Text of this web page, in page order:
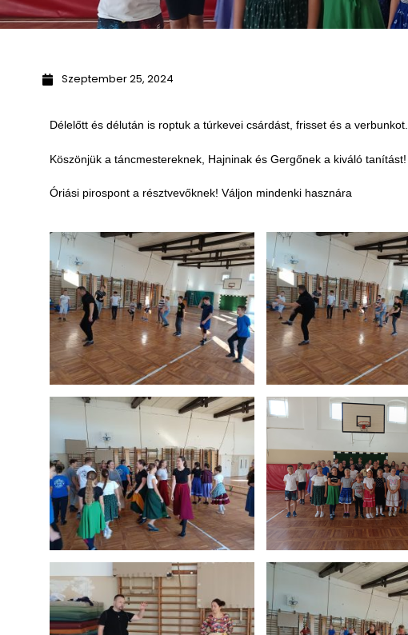
Szeptember 25, 2024
Délelőtt és délután is roptuk a túrkevei csárdást, frisset és a verbunkot.
Köszönjük a táncmestereknek, Hajninak és Gergőnek a kiváló tanítást!
Óriási pirospont a résztvevőknek! Váljon mindenki hasznára